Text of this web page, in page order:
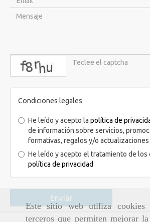
Este sitio web utiliza cookies
terceros que permiten mejorar
captcha
Condiciones legales
He leído y acepto la política de
de información sobre servicios,
formativas, regalos y/o actualizaciones
He leído y acepto el tratamiento de los
política de privacidad
Enviar